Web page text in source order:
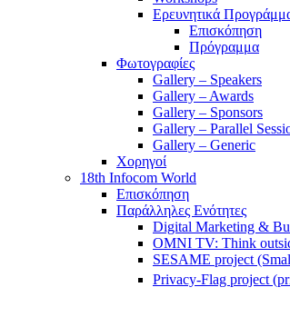
Ερευνητικά
Επισκόπηση
Πρόγραμμα
Φωτογραφίες
Gallery – Speakers
Gallery – Awards
Gallery – Sponsors
Gallery – Parallel
Gallery – Generic
Χορηγοί
18th Infocom World
Επισκόπηση
Παράλληλες Ενότητες
Digital Marketing &
OMNI TV: Think
SESAME project
Privacy-Flag project